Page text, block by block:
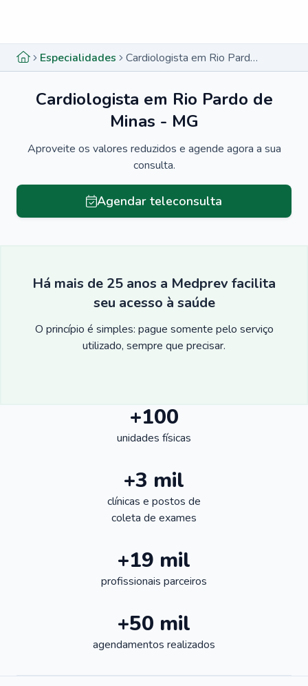
Especialidades Cardiologista em Rio Pardo de Minas - MG
Cardiologista em Rio Pardo de
Minas - MG
Aproveite os valores reduzidos e agende agora a sua
consulta.
Agendar teleconsulta
Há mais de 25 anos a Medprev facilita
seu acesso à saúde
O princípio é simples: pague somente pelo serviço
utilizado, sempre que precisar.
+100
unidades físicas
+3 mil
clínicas e postos de
coleta de exames
+19 mil
profissionais parceiros
+50 mil
agendamentos realizados